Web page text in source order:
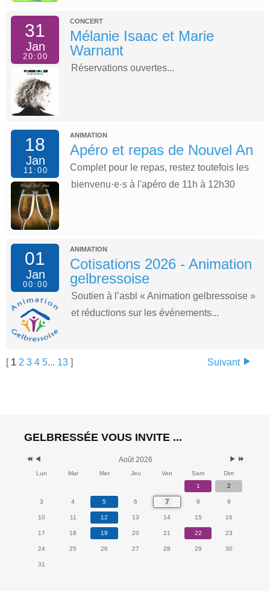
31
Jan
20:00
CONCERT
Mélanie Isaac et Marie
Warnant
Réservations ouvertes...
18
Jan
11:00
ANIMATION
Apéro et repas de Nouvel An
Complet pour le repas, restez toutefois les
bienvenu·e·s à l'apéro de 11h à 12h30
01
Jan
00:00
ANIMATION
Cotisations 2026 - Animation
gelbressoise
Soutien à l’asbl « Animation gelbressoise »
et réductions sur les événements...
Suivant
[ 1 2 3 4 5... 13 ]
GELBRESSÉE VOUS INVITE ...
Août 2026
Lun Mar Mer Jeu Ven Sam
Dim
1
2
3 4 5 6 7 8 9
10 11 12 13 14 15 16
17 18 19 20 21 22 23
24 25 26 27 28 29 30
31